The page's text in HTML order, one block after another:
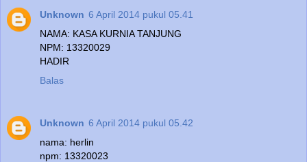
Unknown 6 April 2014 pukul 05.41
NAMA: KASA KURNIA TANJUNG
NPM: 13320029
HADIR
Balas
Unknown 6 April 2014 pukul 05.42
nama: herlin
npm: 13320023